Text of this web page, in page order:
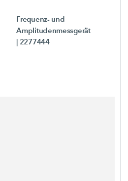
Frequenz- und
Amplitudenmessgerät
| 2277444